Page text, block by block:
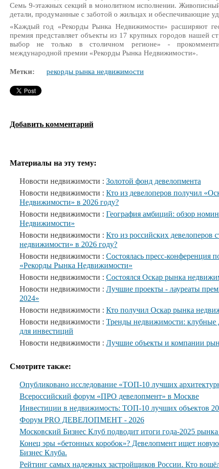
Семь 9-этажных секций в монолитном исполнении.
детали, продуманные с заботой о жильцах и обеспечивающие
«Каждый год «Рекорды Рынка Недвижимости» расширяют
премия представляет объекты из 17 крупных городов нашей
выбор не только в столичном регионе» -
международной премии «Рекорды Рынка Недвижимости».
Метки: рекорды рынка недвижимости
Добавить комментарий
Материалы на эту тему:
Новости недвижимости : Золотой фонд девелопмента
Новости недвижимости : Кто из девелоперов получил
Недвижимости» в 2026 году?
Новости недвижимости : География амбиций: обзор
Недвижимости»
Новости недвижимости : Кто из российских девелоперов
недвижимости» в 2026 году?
Новости недвижимости : Состоялась пресс-конференция
«Рекорды Рынка Недвижимости»
Новости недвижимости : Состоялся Оскар рынка
Новости недвижимости : Лучшие проекты - лауреаты
2024»
Новости недвижимости : Кто получил Оскар рынка
Новости недвижимости : Тренды недвижимости:
для инвестиций
Новости недвижимости : Лучшие объекты и компании
Смотрите также:
Опубликовано исследование «ТОП-10 лучших
Всероссийский форум «ПРО девелопмент» в Москве
Инвестиции в недвижимость: ТОП-10 лучших объектов
Форум PRO ДЕВЕЛОПМЕНТ - 2026
Московский Бизнес Клуб подводит итоги года-2025
Конец эры «бетонных коробок»? Девелопмент ищет
Бизнес Клуба.
Рейтинг самых надежных застройщиков России. Кто